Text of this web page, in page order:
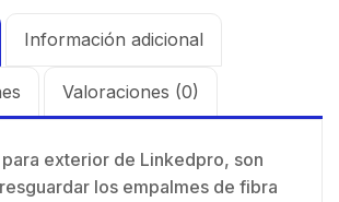
Información adicional
Valoraciones (0)
para exterior de Linkedpro, son
los empalmes de fibra